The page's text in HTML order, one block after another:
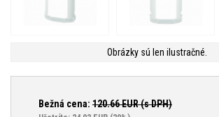
Obrázky sú len ilustračné.
Bežná cena: 120.66EUR (s DPH)